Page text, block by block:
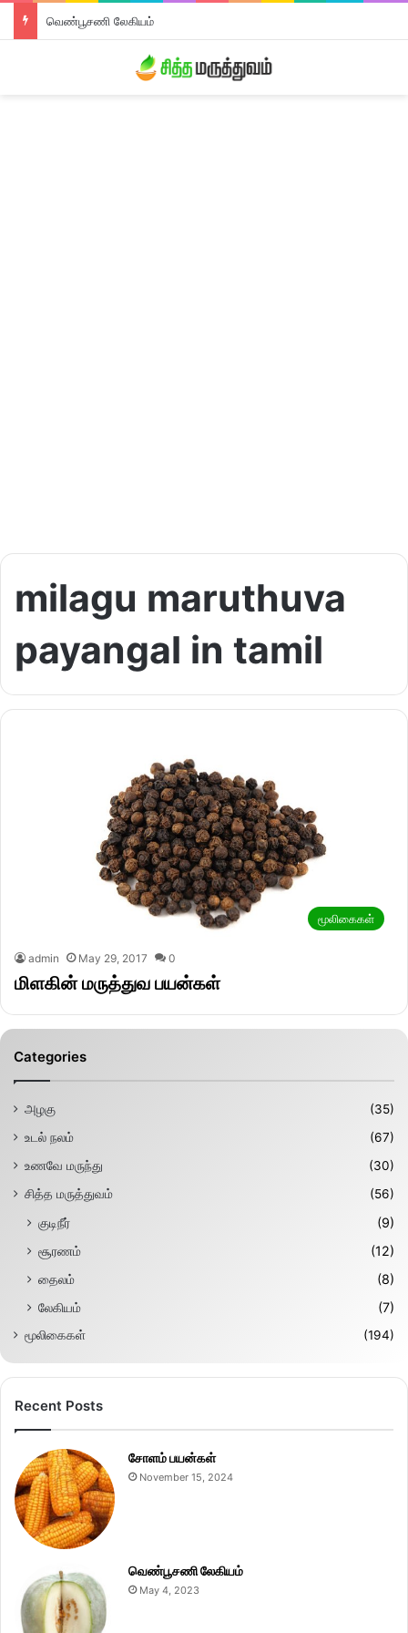
வெண்பூசணி லேகியம்
milagu maruthuva
payangal in tamil
மூலிகைகள்
admin May 29, 2017 0
மிளகின் மருத்துவ பயன்கள்
Categories
அழகு
(35)
உடல் நலம்
(67)
உணவே மருந்து
(30)
சித்த மருத்துவம்
(56)
குடிநீர்
(9)
சூரணம்
(12)
தைலம்
(8)
லேகியம்
(7)
மூலிகைகள் (194)
Recent Posts
சோளம் பயன்கள்
November 15, 2024
வெண்பூசணி லேகியம்
May 4, 2023